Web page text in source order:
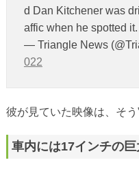
d Dan Kitchener was
affic when he spotted it.
— Triangle News
022
彼が見ていた映像は、そう
車内には17インチの